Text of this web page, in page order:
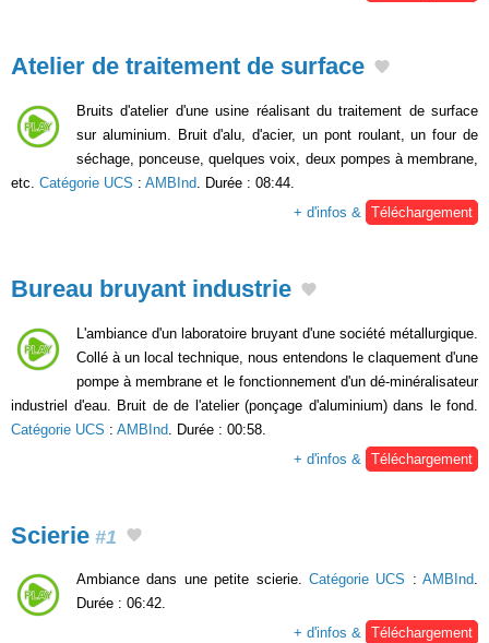
Atelier de traitement de surface
Bruits d'atelier d'une usine réalisant du traitement de surface
sur aluminium. Bruit d'alu, d'acier, un pont roulant, un four de
séchage, ponceuse, quelques voix, deux pompes à membrane,
etc. Catégorie UCS : AMBInd . Durée : 08:44.
+ d'infos &
Téléchargement
Bureau bruyant industrie
L'ambiance d'un laboratoire bruyant d'une société métallurgique.
Collé à un local technique, nous entendons le claquement d'une
pompe à membrane et le fonctionnement d'un dé-minéralisateur
industriel d'eau. Bruit de de l'atelier (ponçage d'aluminium) dans le fond.
Catégorie UCS : AMBInd . Durée : 00:58.
+ d'infos &
Téléchargement
Scierie #1
Ambiance dans une petite scierie. Catégorie UCS : AMBInd.
Durée : 06:42.
+ d'infos & Téléchargement